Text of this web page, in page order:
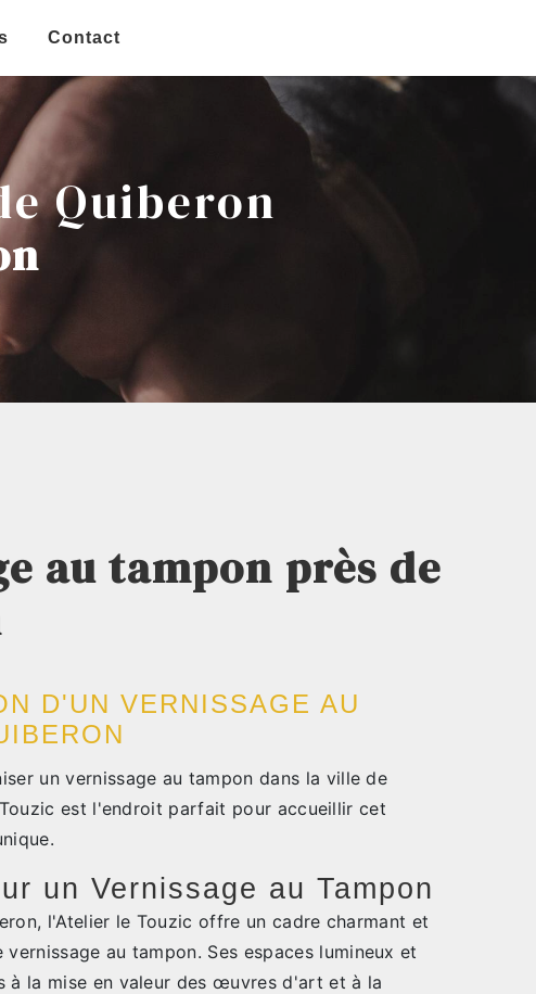
Contact
Quiberon
au tampon près de
D'UN VERNISSAGE AU
un vernissage au tampon dans la ville de
est l'endroit parfait pour accueillir cet
un Vernissage au Tampon
l'Atelier le Touzic offre un cadre charmant et
au tampon. Ses espaces lumineux et
à la mise en valeur des œuvres d'art et à la